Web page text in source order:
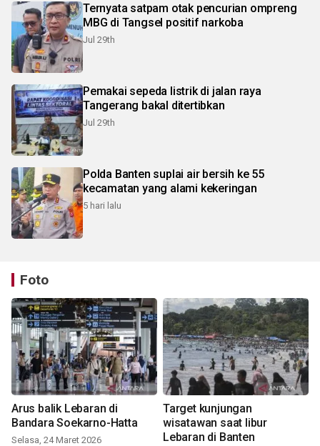
Ternyata satpam otak pencurian ompreng
MBG di Tangsel positif narkoba
Jul 29th
Pemakai sepeda listrik di jalan raya
Tangerang bakal ditertibkan
Jul 29th
Polda Banten suplai air bersih ke 55
kecamatan yang alami kekeringan
5 hari lalu
Foto
Arus balik Lebaran di
Bandara Soekarno-Hatta
Selasa, 24 Maret 2026
Target kunjungan
wisatawan saat libur
Lebaran di Banten